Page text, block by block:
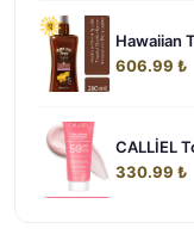
Hawaiian
606.99 ₺
CALLİEL
330.99 ₺